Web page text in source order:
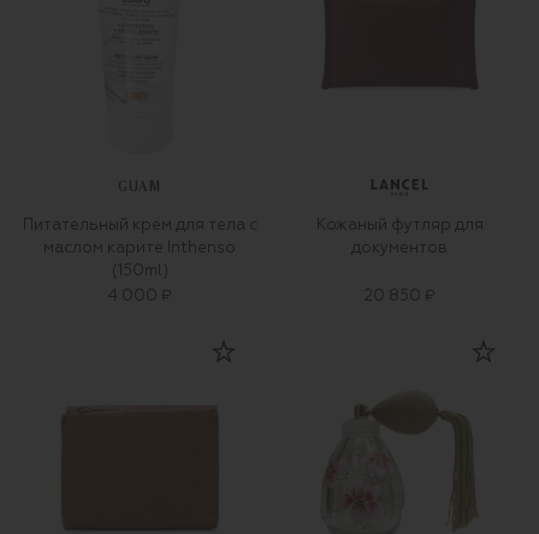
GUAM
Питательный крем для тела с
маслом карите Inthenso
(150ml)
4 000 ₽
Кожаный футляр для
документов
20 850 ₽